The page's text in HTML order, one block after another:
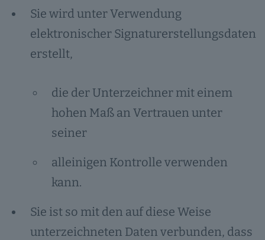
Sie wird unter Verwendung
elektronischer Signaturerstellungsdaten
erstellt,
die der Unterzeichner mit einem
hohen Maß an Vertrauen unter
seiner
alleinigen Kontrolle verwenden
kann.
Sie ist so mit den auf diese Weise
unterzeichneten Daten verbunden, dass